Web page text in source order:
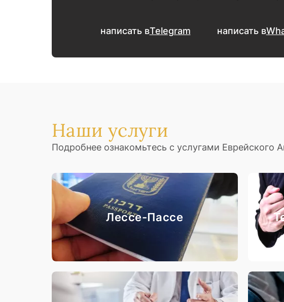
написать вTelegram написать в
Наши услуги
Подробнее ознакомьтесь с услугами Еврейского
Лессе-Пассе